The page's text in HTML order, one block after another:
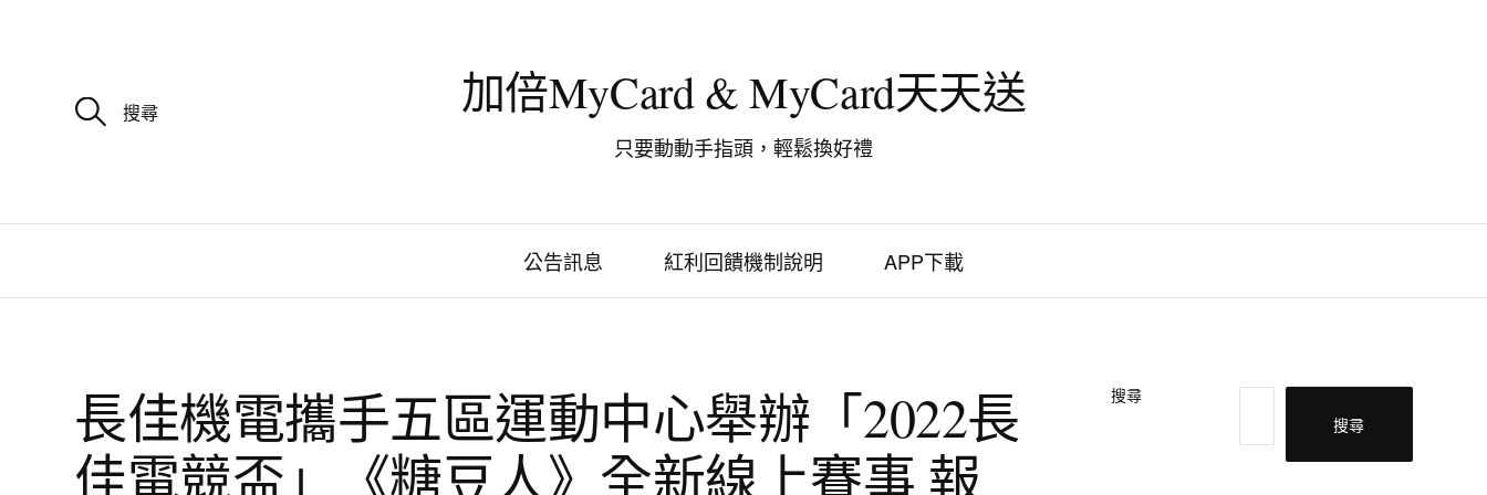
搜
尋 加倍MyCard & MyCard天天送
只要動動手指頭，輕鬆換好禮
公告訊息 紅利回饋機制說明 APP下載
長佳機電攜手五區運動中心舉辦「2022長
佳電競盃」《糖豆人》全新線上賽事 報
搜尋
搜尋